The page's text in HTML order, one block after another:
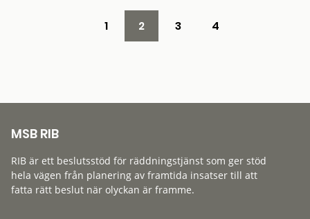
1 2 3 4
MSB RIB
RIB är ett beslutsstöd för räddningstjänst som ger stöd
hela vägen från planering av framtida insatser till att
fatta rätt beslut när olyckan är framme.